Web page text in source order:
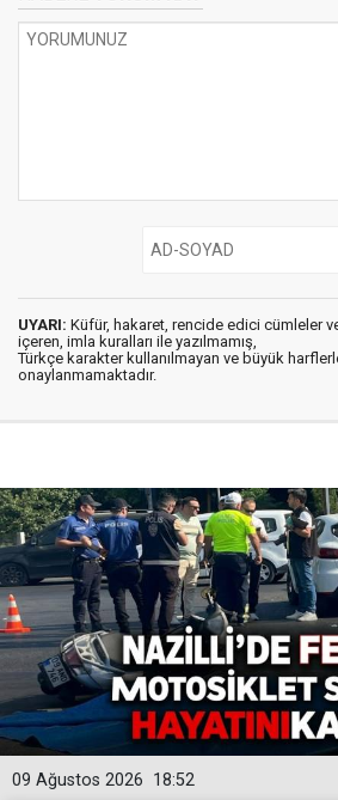
UYARI: Küfür, hakaret, rencide edici cümleler
içeren, imla kuralları ile yazılmamış,
Türkçe karakter kullanılmayan ve büyük
onaylanmamaktadır.
18:52
09 Ağustos 2026